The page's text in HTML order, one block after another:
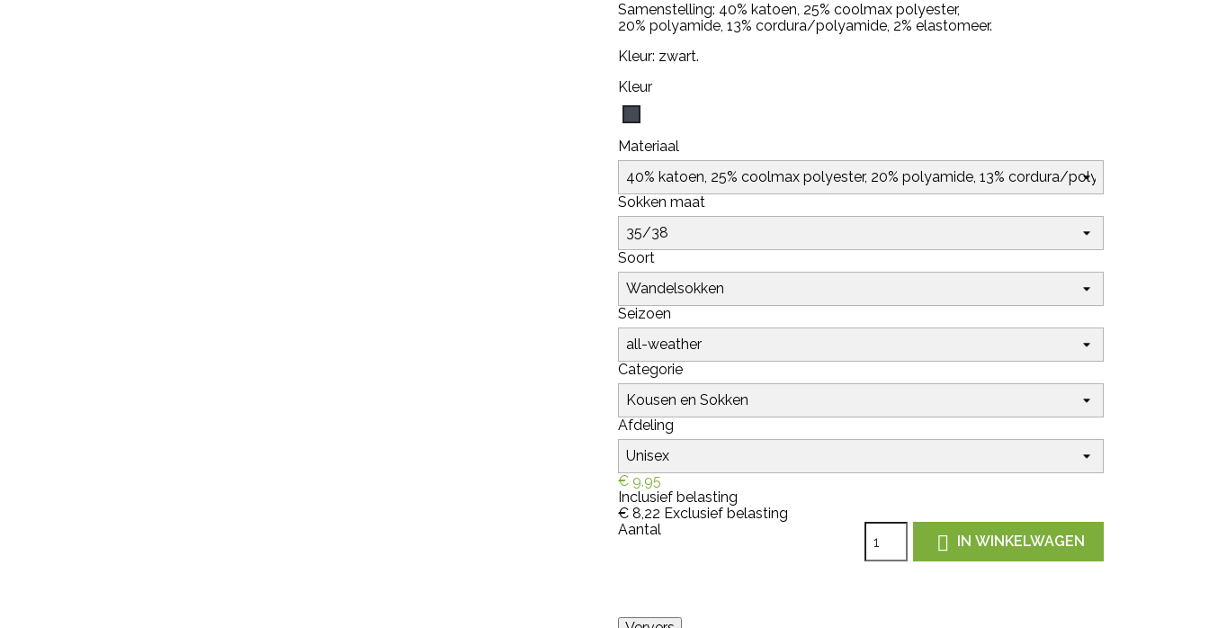
Samenstelling: 40% katoen, 25% coolmax polyester,
20% polyamide, 13% cordura/polyamide, 2% elastomeer.
Kleur: zwart.
Kleur
Materiaal
Sokken maat
Soort
Seizoen
Categorie
Afdeling
€ 9,95
Inclusief belasting
€ 8,22 Exclusief belasting
Aantal
 IN WINKELWAGEN